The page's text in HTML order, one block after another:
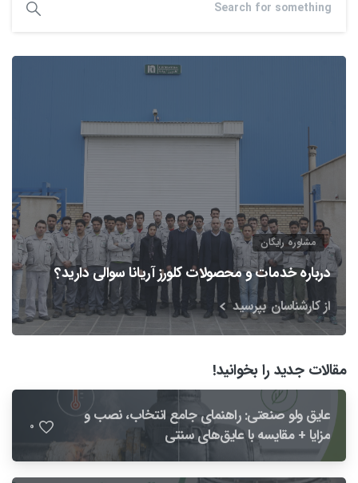
مشاوره رایگان
درباره خدمات و محصولات کلورز آریانا سوالی دارید؟
از کارشناسان بپرسید
مقالات جدید را بخوانید!
عایق ولو صنعتی: راهنمای جامع انتخاب، نصب و
مزایا + مقایسه با عایق‌های سنتی
0